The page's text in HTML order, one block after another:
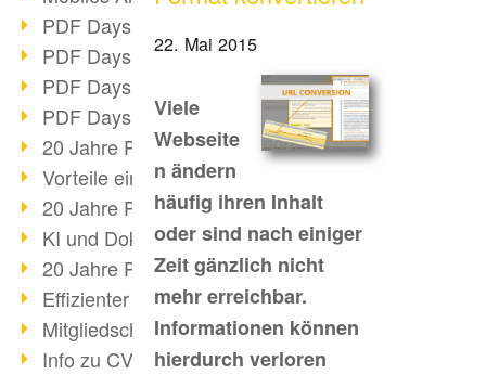
PDF Days 2022 Themenblock 3
PDF Days 2022 Themenblock 2
PDF Days 2022 Themenblock 1
PDF Days Europe 2022
20 Jahre PDF/X (Teil 3)
Vorteile einer PDF-Businesslösung
20 Jahre PDF/X (Teil 2)
KI und Dokumenten-Management
20 Jahre PDF/X (Teil 1)
Effizienter Dokumenten Workflow
Mitgliedschaft PDF Association
Info zu CVE-2022-22965
22. Mai 2015
Viele
Webseite
n ändern
häufig ihren Inhalt
oder sind nach einiger
Zeit gänzlich nicht
mehr erreichbar.
Informationen können
hierdurch verloren